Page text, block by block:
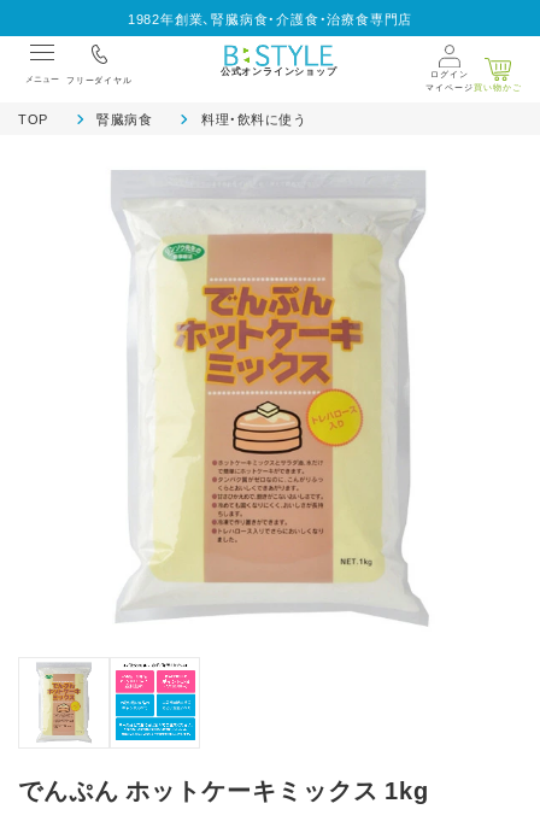
1982年創業、腎臓病食・介護食・治療食専門店
メニュー フリーダイヤル
公式オンラインショップ
ログイン
マイページ買い物かご
TOP 腎臓病食 料理・飲料に使う
でんぷん ホットケーキミックス 1kg